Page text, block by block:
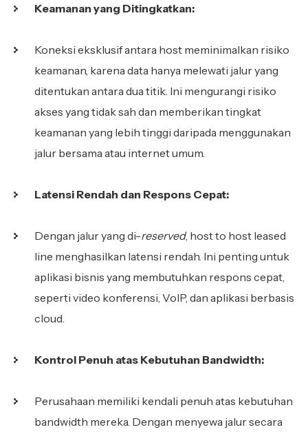
Keamanan yang Ditingkatkan:
Koneksi eksklusif antara host meminimalkan risiko
keamanan, karena data hanya melewati jalur yang
ditentukan antara dua titik. Ini mengurangi risiko
akses yang tidak sah dan memberikan tingkat
keamanan yang lebih tinggi daripada menggunakan
jalur bersama atau internet umum.
Latensi Rendah dan Respons Cepat:
Dengan jalur yang di-reserved, host to host leased
line menghasilkan latensi rendah. Ini penting untuk
aplikasi bisnis yang membutuhkan respons cepat,
seperti video konferensi, VoIP, dan aplikasi berbasis
cloud.
Kontrol Penuh atas Kebutuhan Bandwidth:
Perusahaan memiliki kendali penuh atas kebutuhan
bandwidth mereka. Dengan menyewa jalur secara